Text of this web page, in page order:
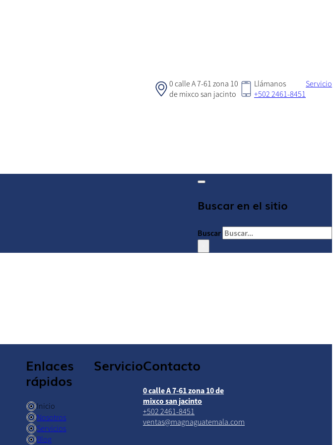
0 calle A 7-61 zona 10
de mixco san jacinto
Llámanos
+502 2461-8451
Servicio
Buscar en el sitio
Buscar
Enlaces
rápidos
Inicio
Nosotros
Servicios
Blog
ServicioContacto
0 calle A 7-61 zona 10 de
mixco san jacinto
+502 2461-8451
ventas@magnaguatemala.com